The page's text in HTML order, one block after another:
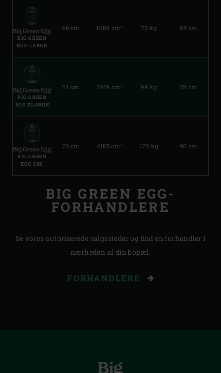
BIG GREEN
EGG LARGE
46 cm 1688 cm² 73 kg 84 cm
BIG GREEN
EGG XLARGE
61 cm 2919 cm² 99 kg 78 cm
BIG GREEN
EGG 2XL
73 cm 4185 cm² 170 kg 90 cm
BIG GREEN EGG-
FORHANDLERE
Se vores autoriserede salgssteder og find en forhandler i
nærheden af din bopæl.
FORHANDLERE